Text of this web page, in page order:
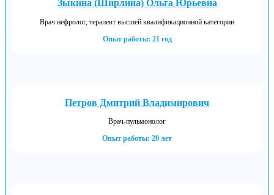
Зыкина (Ширлина) Ольга Юрьевна
Врач нефролог, терапевт высшей квалификационной категории
Опыт работы: 21 год
Петров Дмитрий Владимирович
Врач-пульмонолог
Опыт работы: 20 лет